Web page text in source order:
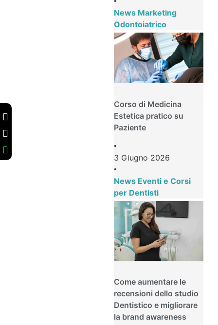
News Marketing
Odontoiatrico
Corso di Medicina
Estetica pratico su
Paziente
•
3 Giugno 2026
•
News Eventi e Corsi
per Dentisti
Come aumentare le
recensioni dello studio
Dentistico e migliorare
la brand awareness